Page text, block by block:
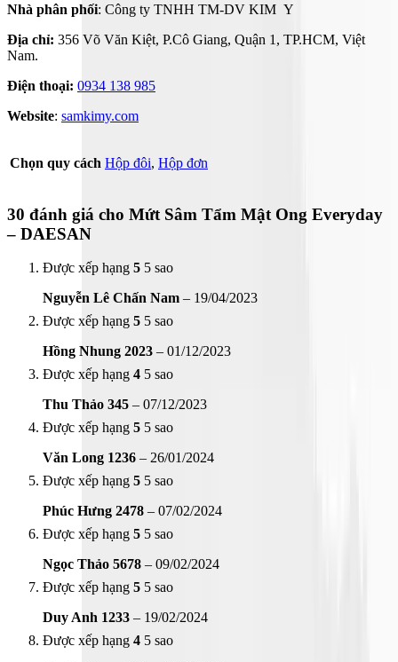
Nhà phân phối: Công ty TNHH TM-DV KIM Y
Địa chỉ: 356 Võ Văn Kiệt, P.Cô Giang, Quận 1, TP.HCM, Việt
Nam.
Điện thoại: 0934 138 985
Website: samkimy.com
Chọn quy cách Hộp đôi, Hộp đơn
30 đánh giá cho Mứt Sâm Tẩm Mật Ong Everyday
– DAESAN
Được xếp hạng 5 5 sao
Nguyễn Lê Chấn Nam – 19/04/2023
Được xếp hạng 5 5 sao
Hồng Nhung 2023 – 01/12/2023
Được xếp hạng 4 5 sao
Thu Thảo 345 – 07/12/2023
Được xếp hạng 5 5 sao
Văn Long 1236 – 26/01/2024
Được xếp hạng 5 5 sao
Phúc Hưng 2478 – 07/02/2024
Được xếp hạng 5 5 sao
Ngọc Thảo 5678 – 09/02/2024
Được xếp hạng 5 5 sao
Duy Anh 1233 – 19/02/2024
Được xếp hạng 4 5 sao